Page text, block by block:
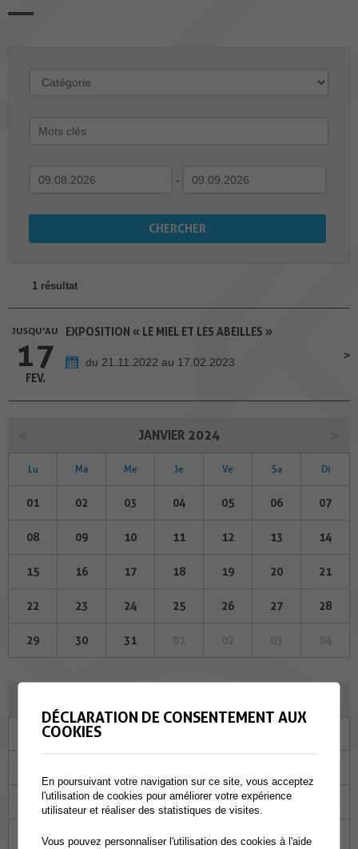
-
1 résultat
JUSQU'AU
17
FEV.
EXPOSITION « LE MIEL ET LES ABEILLES »
du 21.11.2022 au 17.02.2023
JANVIER 2024
Lu Ma Me Je Ve Sa Di
01 02 03 04 05 06 07
08 09 10 11 12 13 14
15 16 17 18 19 20 21
22 23 24 25 26 27 28
29 30 31
Ma
06 07 08 09 10
15 16 17
DÉCLARATION DE CONSENTEMENT AUX
COOKIES
En poursuivant votre navigation sur ce site, vous acceptez
l'utilisation de cookies pour améliorer votre expérience
utilisateur et réaliser des statistiques de visites.
Vous pouvez personnaliser l'utilisation des cookies à l'aide